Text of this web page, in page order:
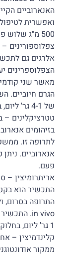
500 מ"ג שלוש פעמים ביום.
אלרגים גם
מאשר שני
של 4-1 גר' ליום, בחלוקה של 4 פעמים ביום.
טטרציקלינים –
בזיהומים
לתרופה זו.
פעם.
אריתרומיצין –
התכשיר הוא
1 גר' ליום, בחלוקה של פעמיים עד ארבע פעמים ליום.
קלינדמיצין –
ממקור